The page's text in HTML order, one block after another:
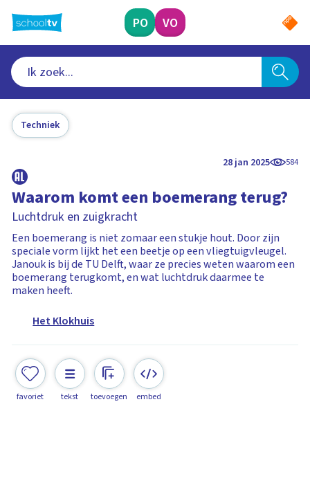
naar
hoofdinhoud
PO VO
Techniek
28 jan 2025 584
Waarom komt een boemerang terug?
Luchtdruk en zuigkracht
Een boemerang is niet zomaar een stukje hout. Door zijn
speciale vorm lijkt het een beetje op een vliegtuigvleugel.
Janouk is bij de TU Delft, waar ze precies weten waarom een
boemerang terugkomt, en wat luchtdruk daarmee te
maken heeft.
Het Klokhuis
favoriet tekst toevoegen embed